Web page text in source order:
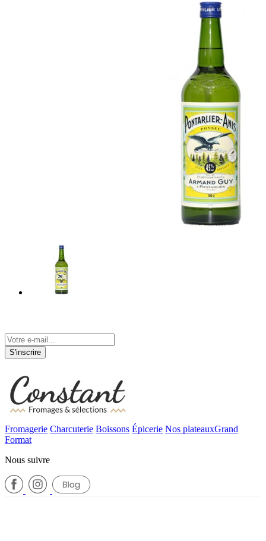
S'inscrire
Fromagerie Charcuterie Boissons Épicerie Nos plateauxGrand
Format
Nous suivre